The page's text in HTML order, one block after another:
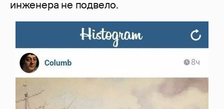
инженера не подвело.